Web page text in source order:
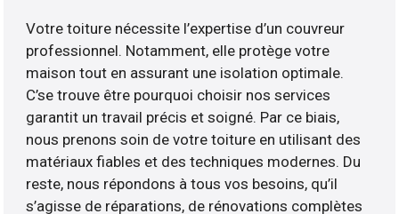
Votre toiture nécessite l’expertise d’un couvreur
professionnel. Notamment, elle protège votre
maison tout en assurant une isolation optimale.
C’se trouve être pourquoi choisir nos services
garantit un travail précis et soigné. Par ce biais,
nous prenons soin de votre toiture en utilisant des
matériaux fiables et des techniques modernes. Du
reste, nous répondons à tous vos besoins, qu’il
s’agisse de réparations, de rénovations complètes